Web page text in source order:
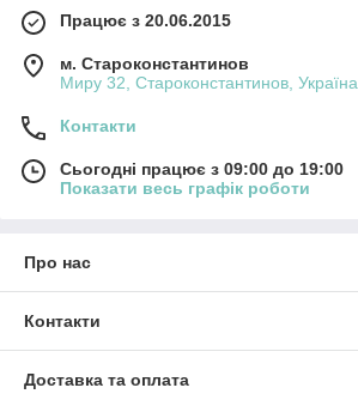
Працює з 20.06.2015
м. Староконстантинов
Миру 32, Староконстантинов, Україна
Контакти
Сьогодні працює з 09:00 до 19:00
Показати весь графік роботи
Про нас
Контакти
Доставка та оплата